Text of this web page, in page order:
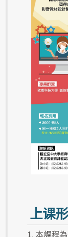
上课
1. 本課程